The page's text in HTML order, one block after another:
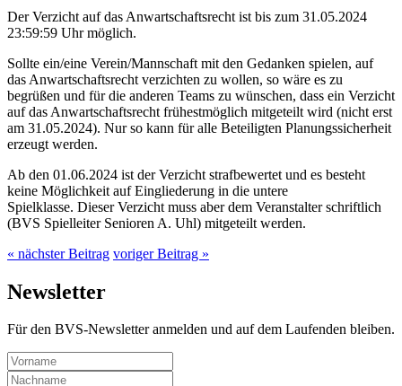
Der Verzicht auf das Anwartschaftsrecht ist bis zum 31.05.2024
23:59:59 Uhr möglich.
Sollte ein/eine Verein/Mannschaft mit den Gedanken spielen, auf
das Anwartschaftsrecht verzichten zu wollen, so wäre es zu
begrüßen und für die anderen Teams zu wünschen, dass ein Verzicht
auf das Anwartschaftsrecht frühestmöglich mitgeteilt wird (nicht erst
am 31.05.2024). Nur so kann für alle Beteiligten Planungssicherheit
erzeugt werden.
Ab den 01.06.2024 ist der Verzicht strafbewertet und es besteht
keine Möglichkeit auf Eingliederung in die untere
Spielklasse. Dieser Verzicht muss aber dem Veranstalter schriftlich
(BVS Spielleiter Senioren A. Uhl) mitgeteilt werden.
« nächster Beitrag voriger Beitrag »
Newsletter
Für den BVS-Newsletter anmelden und auf dem Laufenden bleiben.